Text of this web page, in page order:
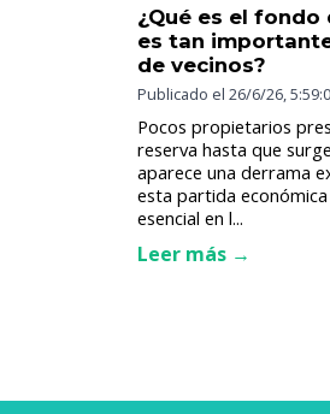
¿Qué es el fondo
es tan
de vecinos?
Publicado el 26/6/26,
Pocos propietarios
reserva hasta que
aparece una derrama
esta partida
esencial en l...
Leer más →